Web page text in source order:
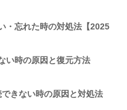
・忘れた時の対処法【2025
い時の原因と復元方法
きない時の原因と対処法